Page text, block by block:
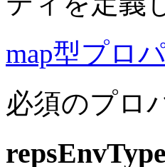
map型プロ
必須のプロ
repsEnvType